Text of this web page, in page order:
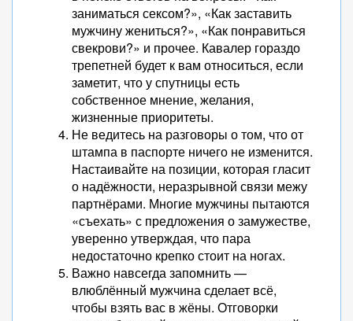
заниматься сексом?», «Как заставить
мужчину жениться?», «Как понравиться
свекрови?» и прочее. Кавалер гораздо
трепетней будет к вам относиться, если
заметит, что у спутницы есть
собственное мнение, желания,
жизненные приоритеты.
Не ведитесь на разговоры о том, что от
штампа в паспорте ничего не изменится.
Настаивайте на позиции, которая гласит
о надёжности, неразрывной связи межу
партнёрами. Многие мужчины пытаются
«съехать» с предложения о замужестве,
уверенно утверждая, что пара
недостаточно крепко стоит на ногах.
Важно навсегда запомнить —
влюблённый мужчина сделает всё,
чтобы взять вас в жёны. Отговорки